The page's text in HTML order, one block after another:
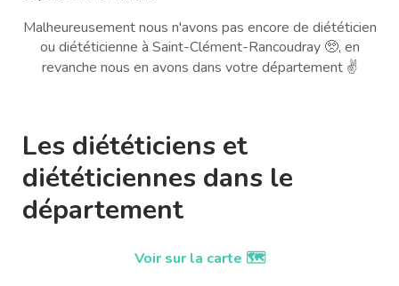
Malheureusement nous n'avons pas encore de diététicien
ou diététicienne à Saint-Clément-Rancoudray 🥺, en
revanche nous en avons dans votre département ✌️
Les diététiciens et
diététiciennes dans le
département
Voir sur la carte 🗺️